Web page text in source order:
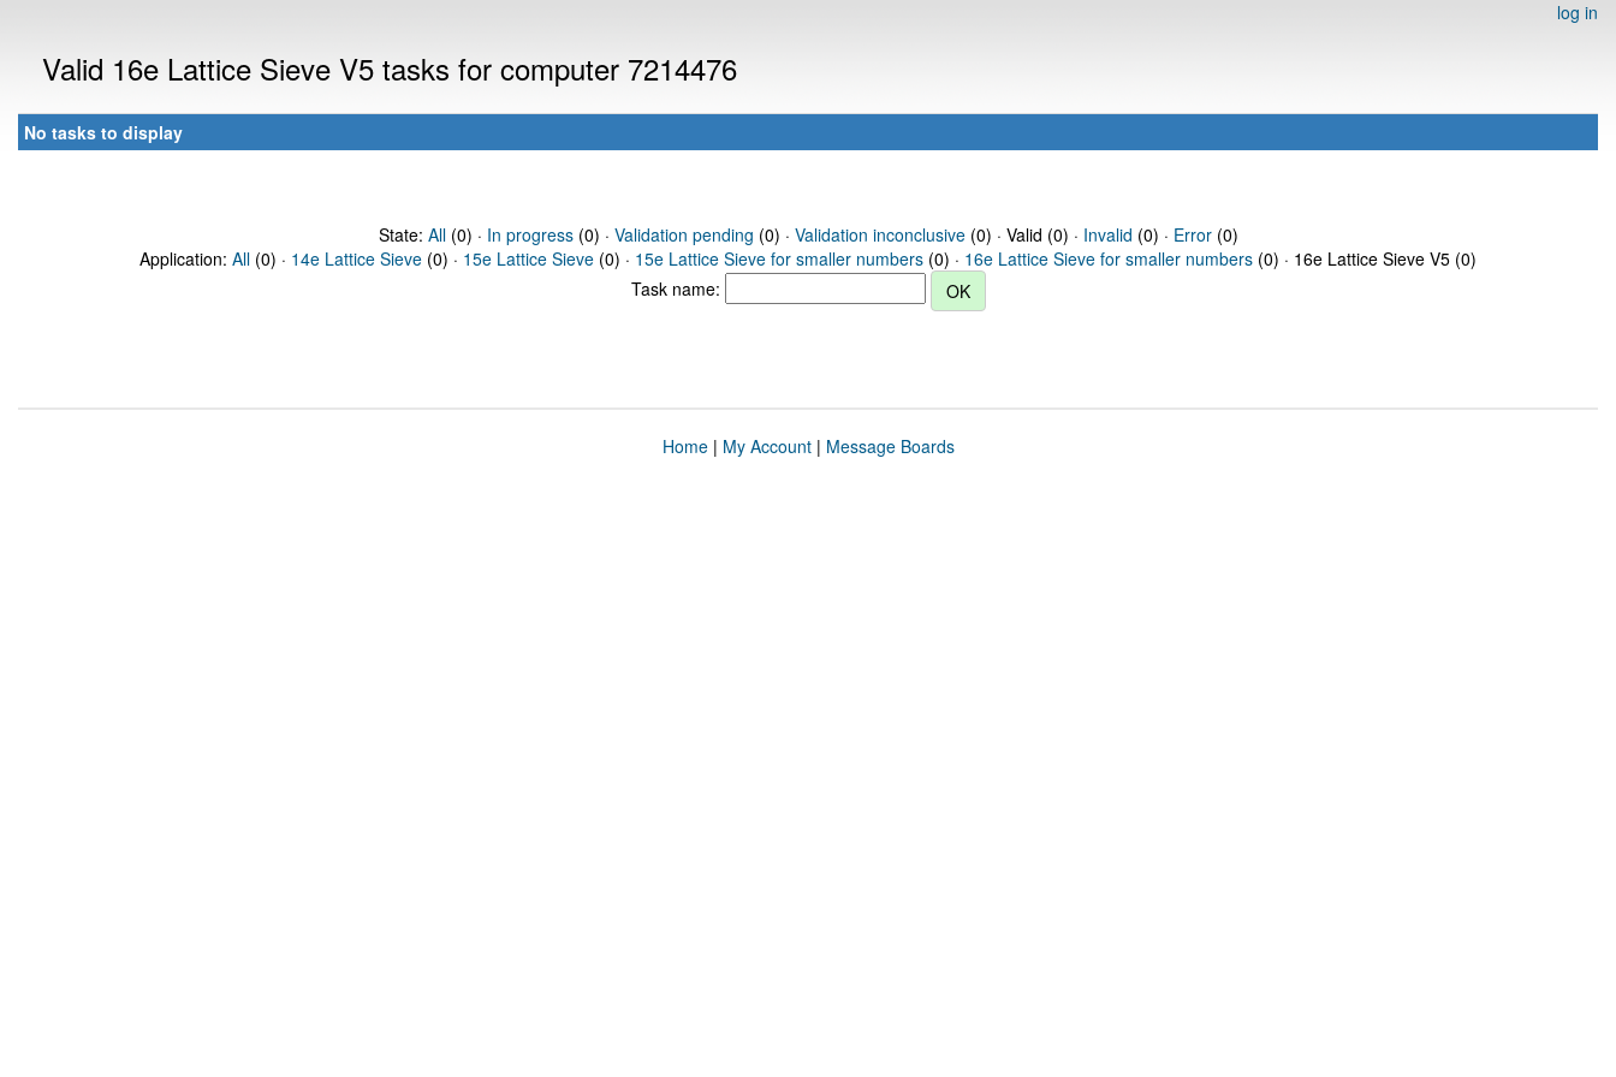
log in
Valid 16e Lattice Sieve V5 tasks for computer 7214476
No tasks to display
State: All(0) · In progress(0) · Validation pending (0) · Validation inconclusive(0) · Valid (0) · Invalid (0) · Error(0)
Application: All (0) · 14e Lattice Sieve (0) · 15e Lattice Sieve (0) · 15e Lattice Sieve for smaller numbers (0) · 16e Lattice Sieve for smaller numbers (0) · 16e Lattice Sieve V5 (0)
Task name:
Home| My Account| Message Boards